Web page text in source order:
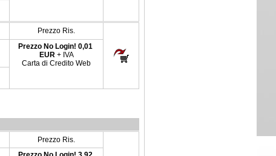
Prezzo Ris.
Prezzo No Login! 0,01
EUR + IVA
Carta di Credito Web
Prezzo Ris.